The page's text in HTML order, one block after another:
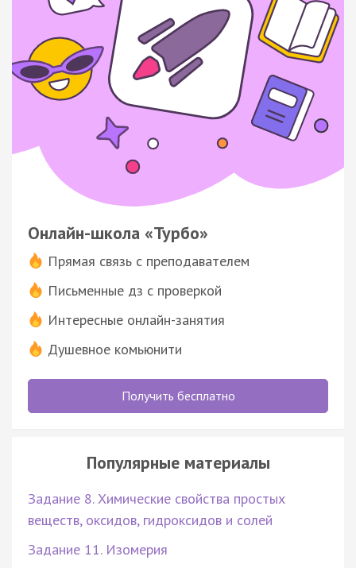
Онлайн-школа «Турбо»
Прямая связь с преподавателем
Письменные дз с проверкой
Интересные онлайн-занятия
Душевное комьюнити
Получить бесплатно
Популярные материалы
Задание 8. Химические свойства простых
веществ, оксидов, гидроксидов и солей
Задание 11. Изомерия